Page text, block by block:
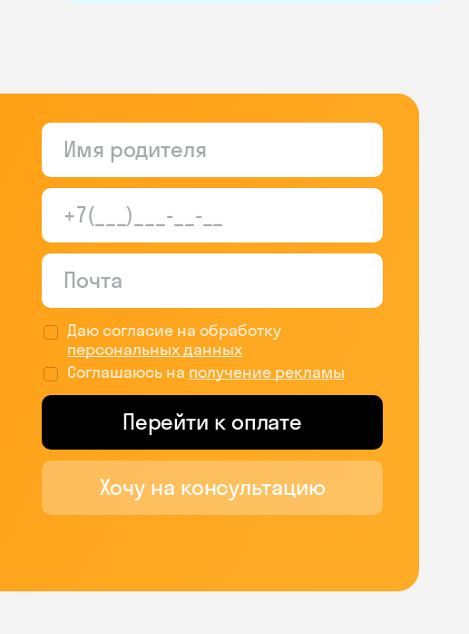
Даю согласие на обработку
персональных данных
Соглашаюсь на получение рекламы
Перейти к оплате
Хочу на консультацию
Skysmart Chat